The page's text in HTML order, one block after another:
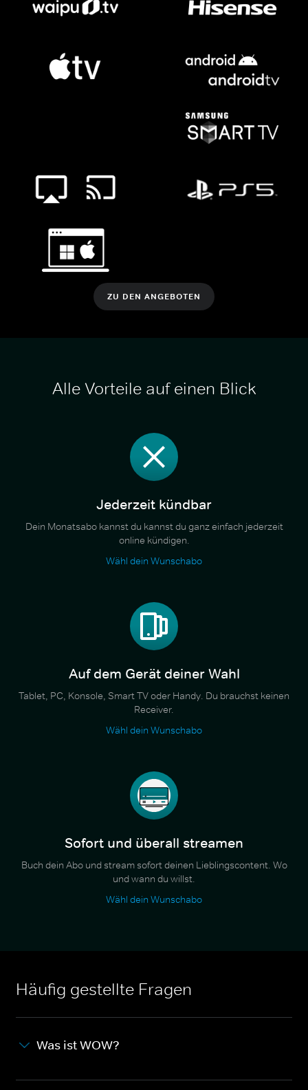
ZU DEN ANGEBOTEN
Alle Vorteile auf einen Blick
Jederzeit kündbar
Dein Monatsabo kannst du kannst du ganz einfach jederzeit
online kündigen.
Wähl dein Wunschabo
Auf dem Gerät deiner Wahl
Tablet, PC, Konsole, Smart TV oder Handy. Du brauchst keinen
Receiver.
Wähl dein Wunschabo
Sofort und überall streamen
Buch dein Abo und stream sofort deinen Lieblingscontent. Wo
und wann du willst.
Wähl dein Wunschabo
Häufig gestellte Fragen
Was ist WOW?